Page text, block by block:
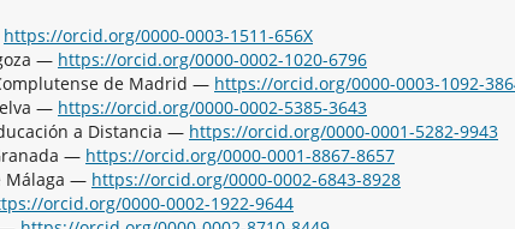
https://orcid.org/0000-0003-1511-656X
— https://orcid.org/0000-0002-1020-6796
de Madrid — https://orcid.org/0000-0003-1092-
— https://orcid.org/0000-0002-5385-3643
a Distancia — https://orcid.org/0000-0001-5282-9943
— https://orcid.org/0000-0001-8867-8657
Málaga — https://orcid.org/0000-0002-6843-8928
orcid.org/0000-0002-1922-9644